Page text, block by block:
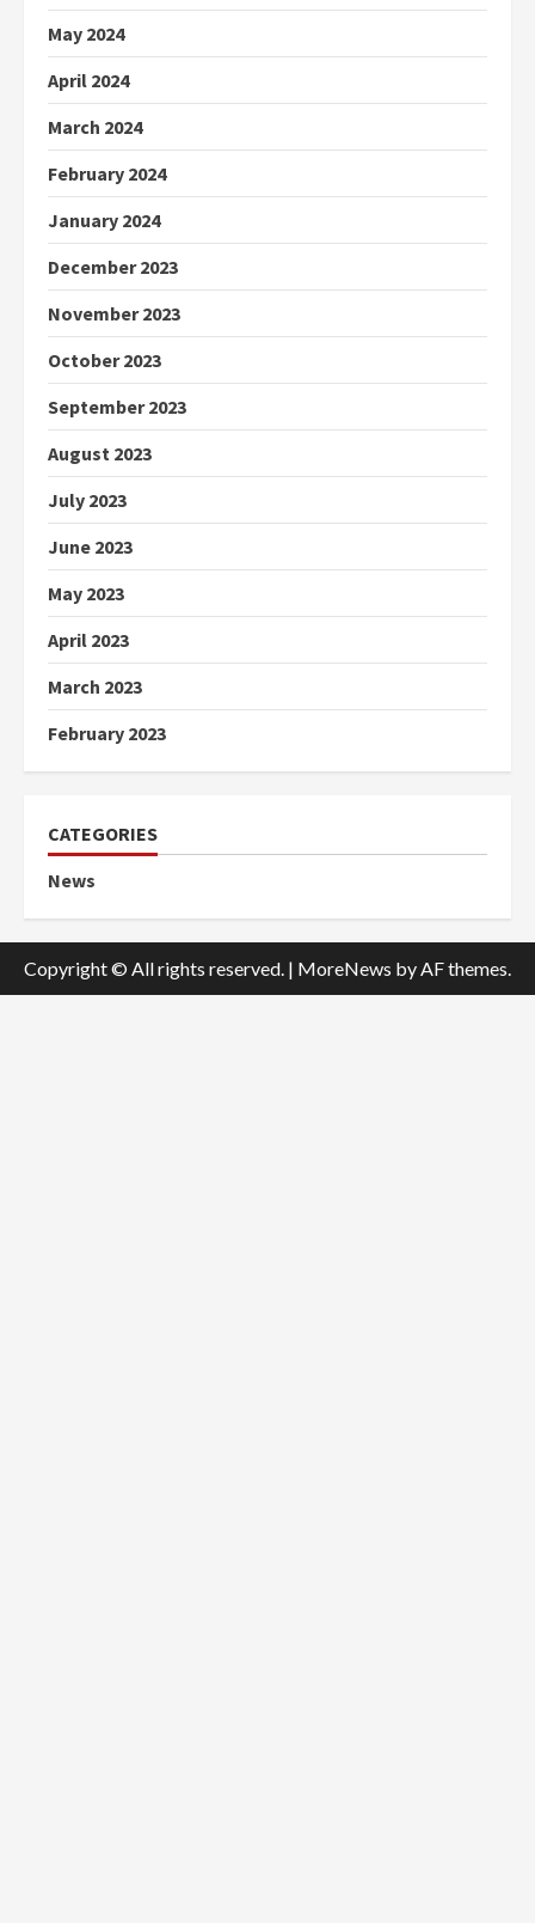
May 2024
April 2024
March 2024
February 2024
January 2024
December 2023
November 2023
October 2023
September 2023
August 2023
July 2023
June 2023
May 2023
April 2023
March 2023
February 2023
CATEGORIES
News
Copyright © All rights reserved. | MoreNews by AF themes.